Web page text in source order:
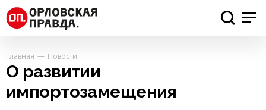
Главная Новости
О развитии
импортозамещения